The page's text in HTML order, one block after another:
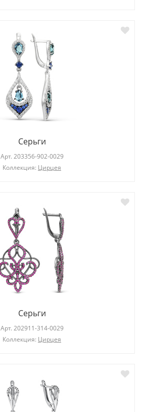
Серьги
Арт. 203356-902-0029
Коллекция: Цирцея
Серьги
Арт. 202911-314-0029
Коллекция: Цирцея